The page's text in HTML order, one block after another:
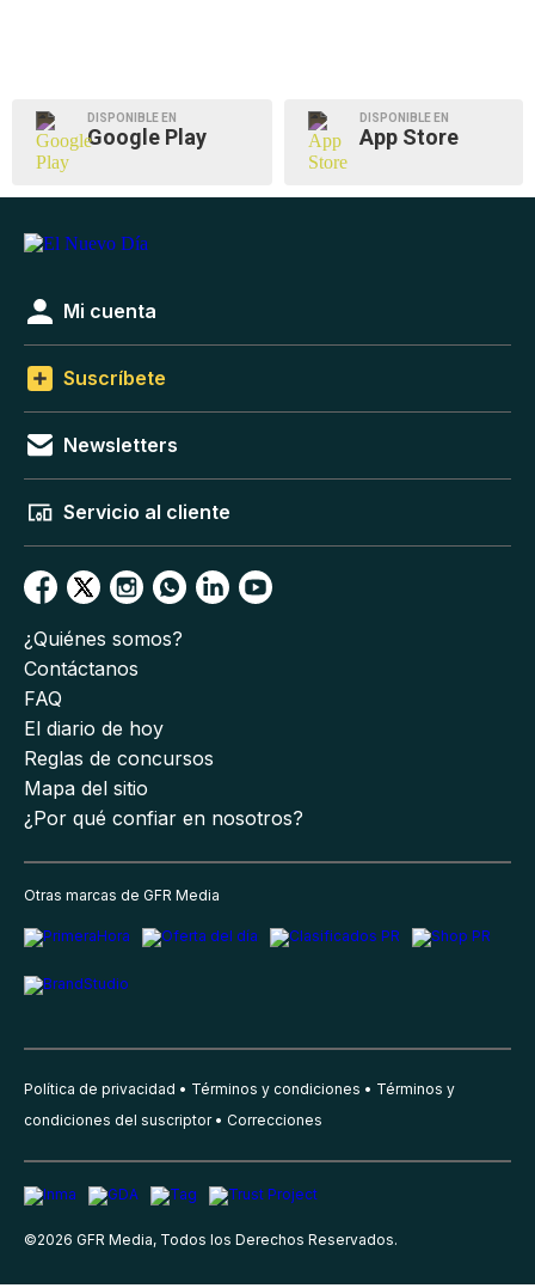
DISPONIBLE EN
Google Play
DISPONIBLE EN
App Store
Mi cuenta
Suscríbete
Newsletters
Servicio al cliente
¿Quiénes somos?
Contáctanos
FAQ
El diario de hoy
Reglas de concursos
Mapa del sitio
¿Por qué confiar en nosotros?
Otras marcas de GFR Media
Política de privacidad Términos y condiciones
Términos y
condiciones del suscriptor
Correcciones
©2026 GFR Media, Todos los Derechos Reservados.